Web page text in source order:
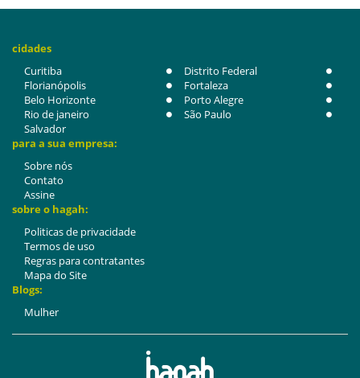
cidades
Curitiba
Distrito Federal
Florianópolis
Fortaleza
Belo Horizonte
Porto Alegre
Rio de janeiro
São Paulo
Salvador
para a sua empresa:
Sobre nós
Contato
Assine
sobre o hagah:
Politicas de privacidade
Termos de uso
Regras para contratantes
Mapa do Site
Blogs:
Mulher